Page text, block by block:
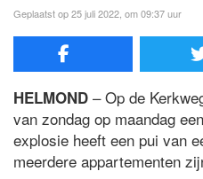
Geplaatst op 25 juli 2022, om 09:37 uur
HELMOND – Op de
van zondag op maandag
explosie heeft een pui van
meerdere appartementen